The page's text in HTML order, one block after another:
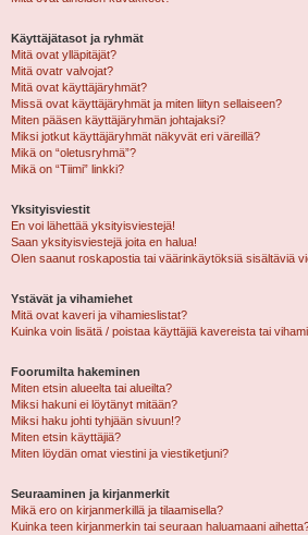
Käyttäjätasot ja ryhmät
Mitä ovat ylläpitäjät?
Mitä ovatr valvojat?
Mitä ovat käyttäjäryhmät?
Missä ovat käyttäjäryhmät ja miten liityn sellaiseen?
Miten pääsen käyttäjäryhmän johtajaksi?
Miksi jotkut käyttäjäryhmät näkyvät eri väreillä?
Mikä on “oletusryhmä”?
Mikä on “Tiimi” linkki?
Yksityisviestit
En voi lähettää yksityisviestejä!
Saan yksityisviestejä joita en halua!
Olen saanut roskapostia tai väärinkäytöksiä sisältäviä
Ystävät ja vihamiehet
Mitä ovat kaveri ja vihamieslistat?
Kuinka voin lisätä / poistaa käyttäjiä kavereista tai
Foorumilta hakeminen
Miten etsin alueelta tai alueilta?
Miksi hakuni ei löytänyt mitään?
Miksi haku johti tyhjään sivuun!?
Miten etsin käyttäjiä?
Miten löydän omat viestini ja viestiketjuni?
Seuraaminen ja kirjanmerkit
Mikä ero on kirjanmerkillä ja tilaamisella?
Kuinka teen kirjanmerkin tai seuraan haluamaani